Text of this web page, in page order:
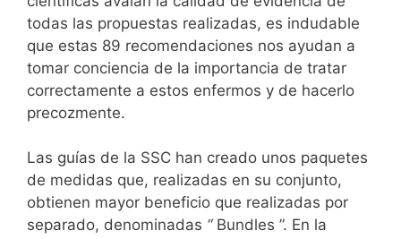
todas las propuestas realizadas, es indudable
que estas 89 recomendaciones nos ayudan a
tomar conciencia de la importancia de tratar
correctamente a estos enfermos y de hacerlo
precozmente.
Las guías de la SSC han creado unos paquetes
de medidas que, realizadas en su conjunto,
obtienen mayor beneficio que realizadas por
separado, denominadas “ Bundles ”. En la